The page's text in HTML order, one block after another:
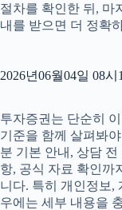
절차를 확인한 뒤, 마
내를 받으면 더 정확
2026년06월04일 08
투자증권는 단순히
기준을 함께 살펴봐
분 기본 안내, 상담
항, 공식 자료 확인까
니다. 특히 개인정보,
우에는 세부 내용을